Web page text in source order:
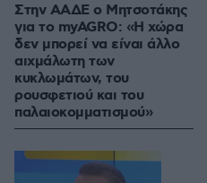
Στην ΑΑΔΕ ο Μητσοτάκης
για το myAGRO: «Η χώρα
δεν μπορεί να είναι άλλο
αιχμάλωτη των
κυκλωμάτων, του
ρουσφετιού και του
παλαιοκομματισμού»